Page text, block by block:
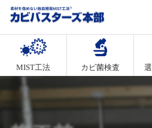
MIST工法 カビ菌検査